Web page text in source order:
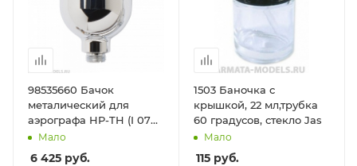
98535660 Бачок
металический для
аэрографа HP-TH (I 070
8) Anest Iwata
Мало
6 425 руб.
1503 Баночка с
крышкой, 22 мл,трубка
60 градусов, стекло Jas
Мало
115 руб.